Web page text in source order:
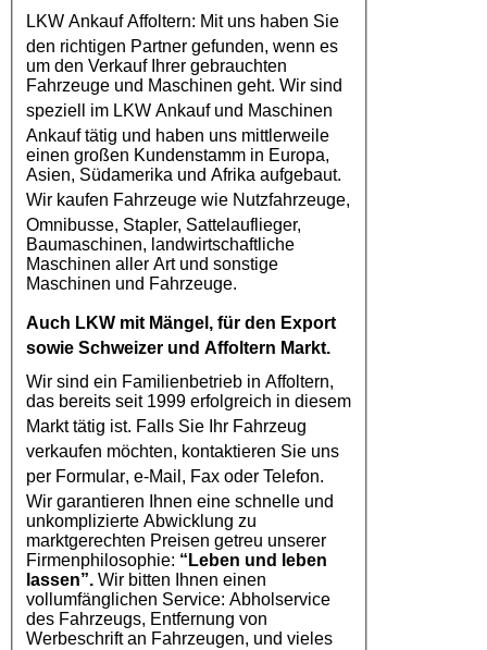
LKW Ankauf Affoltern: Mit uns haben Sie
den richtigen Partner gefunden, wenn es
um den Verkauf Ihrer gebrauchten
Fahrzeuge und Maschinen geht. Wir sind
speziell im LKW Ankaufund Maschinen
Ankauf tätig und haben uns mittlerweile
einen großen Kundenstamm in Europa,
Asien, Südamerika und Afrika aufgebaut.
Wir kaufen Fahrzeuge wie Nutzfahrzeuge,
Omnibusse, Stapler, Sattelauflieger,
Baumaschinen, landwirtschaftliche
Maschinen aller Art und sonstige
Maschinen und Fahrzeuge.
Auch LKW mit Mängel, für den Export
sowie Schweizer und Affoltern Markt.
Wir sind ein Familienbetrieb in Affoltern,
das bereits seit 1999 erfolgreich in diesem
Markt tätig ist. Falls Sie Ihr Fahrzeug
verkaufen möchten, kontaktieren Sie uns
per Formular, e-Mail, Fax oder Telefon.
Wir garantieren Ihnen eine schnelle und
unkomplizierte Abwicklung zu
marktgerechten Preisen getreu unserer
Firmenphilosophie: “Leben und leben
lassen”. Wir bitten Ihnen einen
vollumfänglichen Service: Abholservice
des Fahrzeugs, Entfernung von
Werbeschrift an Fahrzeugen, und vieles